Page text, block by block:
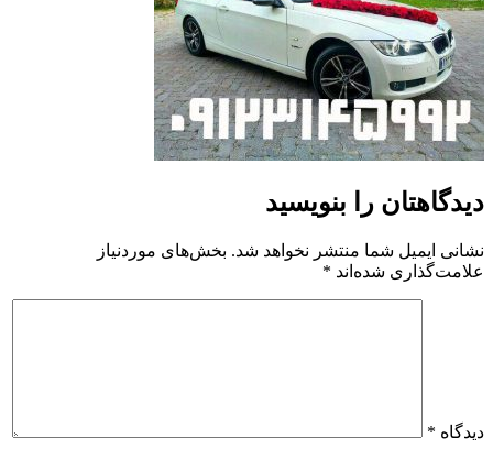
دیدگاهتان را بنویسید
نشانی ایمیل شما منتشر نخواهد شد. بخش‌های موردنیاز
علامت‌گذاری شده‌اند *
دیدگاه *